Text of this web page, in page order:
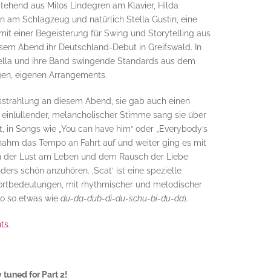
aus Milos Lindegren am Klavier, Hilda
am Schlagzeug und natürlich Stella Gustin, eine
einer Begeisterung für Swing und Storytelling aus
Abend ihr Deutschland-Debut in Greifswald. In
und ihre Band swingende Standards aus dem
eigenen Arrangements.
an diesem Abend, sie gab auch einen
melancholischer Stimme sang sie über
Songs wie „You can have him“ oder „Everybody’s
das Tempo an Fahrt auf und weiter ging es mit
Lust am Leben und dem Rausch der Liebe
schön anzuhören. ‚Scat‘ ist eine spezielle
mit rhythmischer und melodischer
so etwas wie du-da-dub-di-du-schu-bi-du-da).
.
tuned for Part 2!